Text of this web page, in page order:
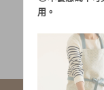
用。